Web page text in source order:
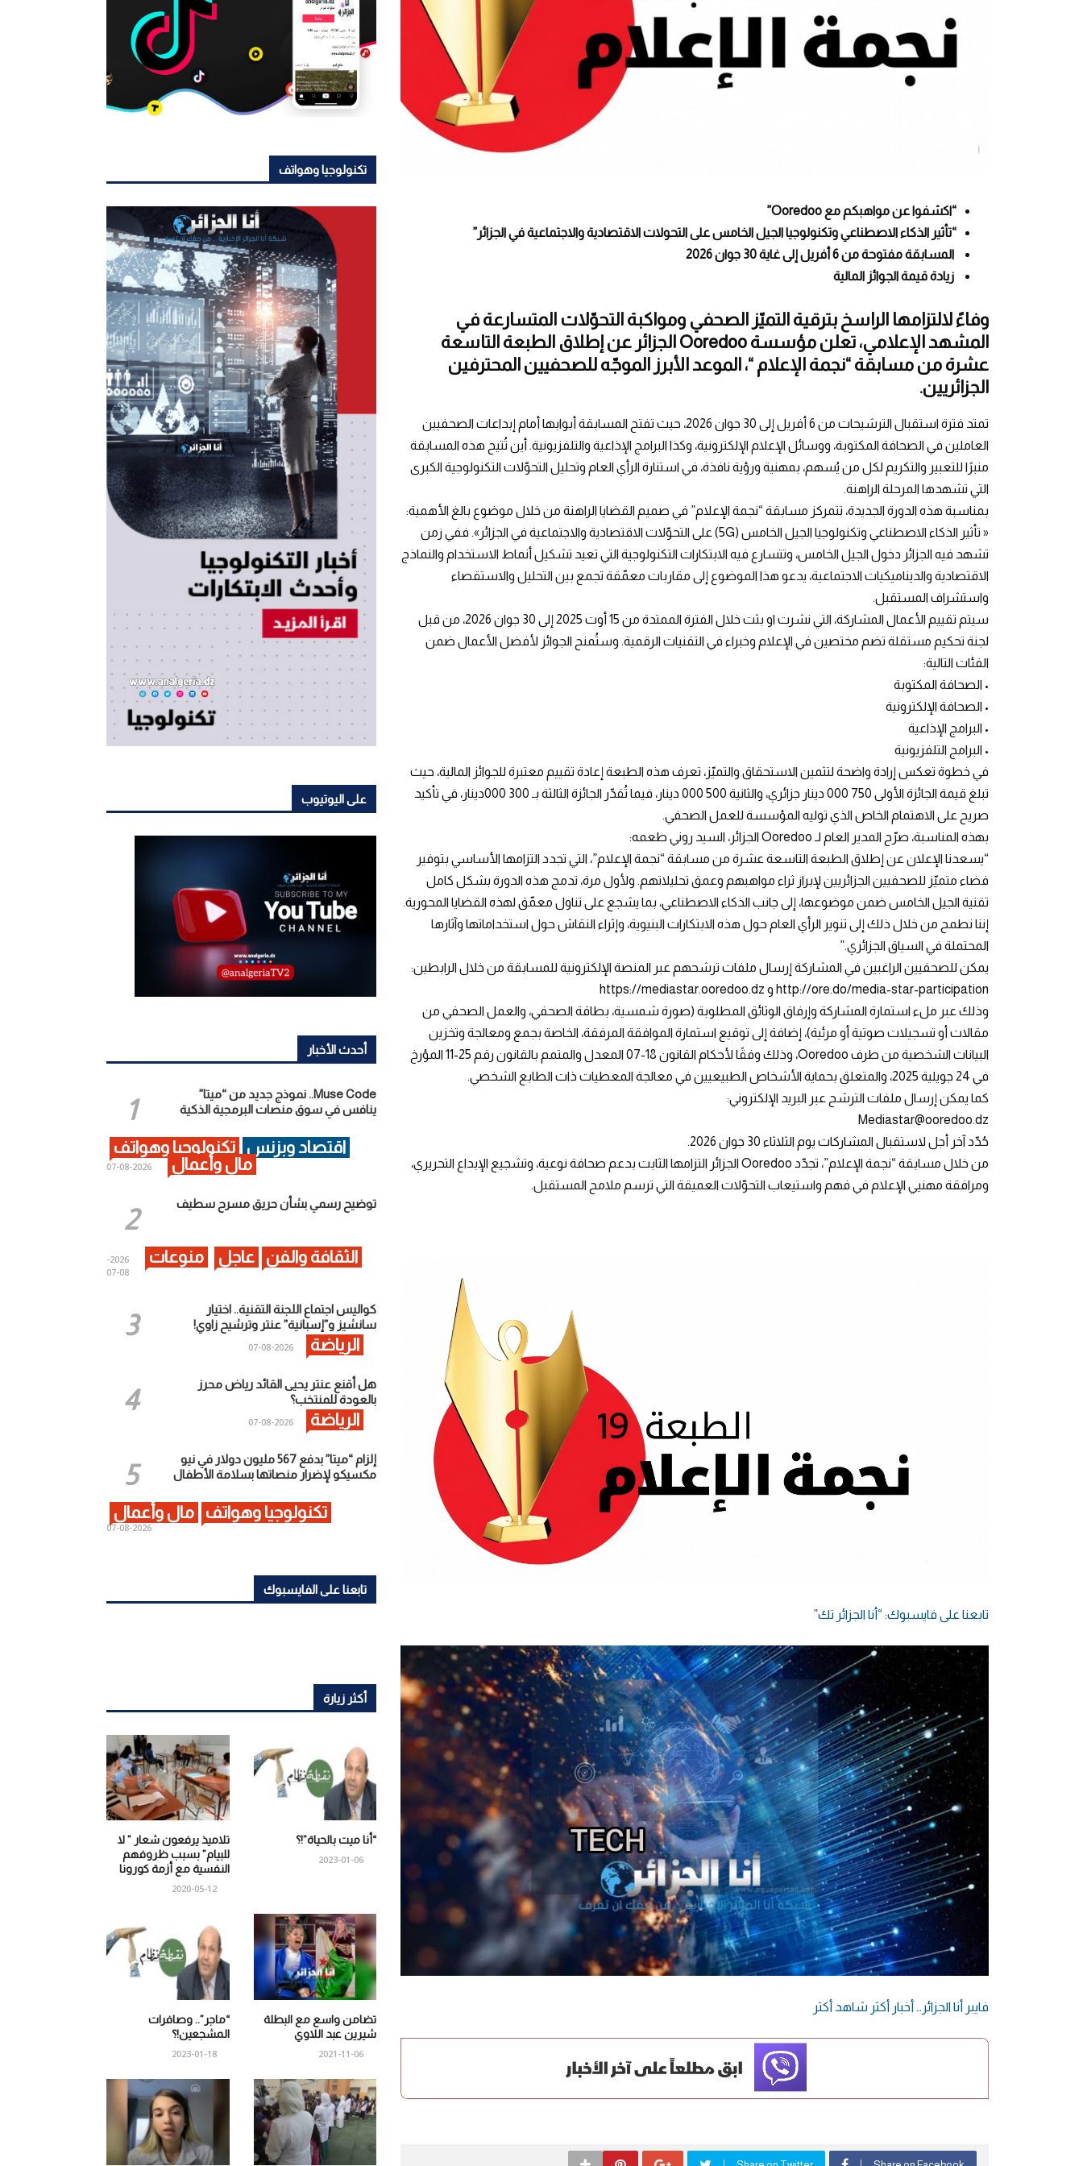
“اكشفوا عن مواهبكم مع Ooredoo”
“تأثير الذكاء الاصطناعي وتكنولوجيا الجيل الخامس على التحولات الاقتصادية والاجتماعية في الجزائر”
المسابقة مفتوحة من 6 أفريل إلى غاية 30 جوان 2026
زيادة قيمة الجوائز المالية
وفاءً لالتزامها الراسخ بترقية التميّز الصحفي ومواكبة التحوّلات المتسارعة في
المشهد الإعلامي، تعلن مؤسسة Ooredoo الجزائر عن إطلاق الطبعة التاسعة
عشرة من مسابقة “نجمة الإعلام “، الموعد الأبرز الموجّه للصحفيين المحترفين
الجزائريين.
تمتد فترة استقبال الترشيحات من 6 أفريل إلى 30 جوان 2026، حيث تفتح المسابقة أبوابها أمام إبداعات الصحفيين
العاملين في الصحافة المكتوبة، ووسائل الإعلام الإلكترونية، وكذا البرامج الإذاعية والتلفزيونية. أين تُتيح هذه المسابقة
منبرًا للتعبير والتكريم لكل من يُسهم، بمهنية ورؤية نافذة، في استنارة الرأي العام وتحليل التحوّلات التكنولوجية الكبرى
التي تشهدها المرحلة الراهنة.
بمناسبة هذه الدورة الجديدة، تتمركز مسابقة “نجمة الإعلام” في صميم القضايا الراهنة من خلال موضوع بالغ الأهمية:
« تأثير الذكاء الاصطناعي وتكنولوجيا الجيل الخامس (5G) على التحوّلات الاقتصادية والاجتماعية في الجزائر». ففي زمن
تشهد فيه الجزائر دخول الجيل الخامس، وتتسارع فيه الابتكارات التكنولوجية التي تعيد تشكيل أنماط الاستخدام والنماذج
الاقتصادية والديناميكيات الاجتماعية، يدعو هذا الموضوع إلى مقاربات معمّقة تجمع بين التحليل والاستقصاء
واستشراف المستقبل.
سيتم تقييم الأعمال المشاركة، التي نشرت او بثت خلال الفترة الممتدة من 15 أوت 2025 إلى 30 جوان 2026، من قبل
لجنة تحكيم مستقلة تضم مختصين في الإعلام وخبراء في التقنيات الرقمية. وستُمنح الجوائز لأفضل الأعمال ضمن
الفئات التالية:
• الصحافة المكتوبة
• الصحافة الإلكترونية
• البرامج الإذاعية
• البرامج التلفزيونية
في خطوة تعكس إرادة واضحة لتثمين الاستحقاق والتميّز، تعرف هذه الطبعة إعادة تقييم معتبرة للجوائز المالية، حيث
تبلغ قيمة الجائزة الأولى 750 000 دينار جزائري، والثانية 500 000 دينار، فيما تُقدّر الجائزة الثالثة بـ 300 000دينار، في تأكيد
صريح على الاهتمام الخاص الذي توليه المؤسسة للعمل الصحفي.
بهذه المناسبة، صرّح المدير العام لـ Ooredoo الجزائر، السيد روني طعمه:
“يسعدنا الإعلان عن إطلاق الطبعة التاسعة عشرة من مسابقة “نجمة الإعلام”، التي تجدد التزامها الأساسي بتوفير
فضاء متميّز للصحفيين الجزائريين لإبراز ثراء مواهبهم وعمق تحليلاتهم. ولأول مرة، تدمج هذه الدورة بشكل كامل
تقنية الجيل الخامس ضمن موضوعها، إلى جانب الذكاء الاصطناعي، بما يشجع على تناول معمّق لهذه القضايا المحورية.
إننا نطمح من خلال ذلك إلى تنوير الرأي العام حول هذه الابتكارات البنيوية، وإثراء النقاش حول استخداماتها وآثارها
المحتملة في السياق الجزائري.”
يمكن للصحفيين الراغبين في المشاركة إرسال ملفات ترشحهم عبر المنصة الإلكترونية للمسابقة من خلال الرابطين:
http://ore.do/media-star-participation و https://mediastar.ooredoo.dz
وذلك عبر ملء استمارة المشاركة وإرفاق الوثائق المطلوبة (صورة شمسية، بطاقة الصحفي، والعمل الصحفي من
مقالات أو تسجيلات صوتية أو مرئية)، إضافة إلى توقيع استمارة الموافقة المرفقة، الخاصة بجمع ومعالجة وتخزين
البيانات الشخصية من طرف Ooredoo، وذلك وفقًا لأحكام القانون 18-07 المعدل والمتمم بالقانون رقم 25-11 المؤرخ
في 24 جويلية 2025، والمتعلق بحماية الأشخاص الطبيعيين في معالجة المعطيات ذات الطابع الشخصي.
كما يمكن إرسال ملفات الترشح عبر البريد الإلكتروني:
Mediastar@ooredoo.dz
حُدّد آخر أجل لاستقبال المشاركات يوم الثلاثاء 30 جوان 2026.
من خلال مسابقة “نجمة الإعلام”، تجدّد Ooredoo الجزائر التزامها الثابت بدعم صحافة نوعية، وتشجيع الإبداع التحريري،
ومرافقة مهنيي الإعلام في فهم واستيعاب التحوّلات العميقة التي ترسم ملامح المستقبل.
تابعنا على فايسبوك: “أنا الجزائر تك”
فايبر أنا الجزائر… أخبار أكثر شاهد أكثر
تكنولوجيا وهواتف
على اليوتيوب
أحدث الأخبار
Muse Code.. نموذج جديد من “ميتا”
ينافس في سوق منصات البرمجية الذكية
اقتصاد وبزنس
تكنولوجيا وهواتف
مال وأعمال
2026-08-07
توضيح رسمي بشأن حريق مسرح سطيف
الثقافة والفن عاجل منوعات
2026-
08-07
كواليس اجتماع اللجنة التقنية.. اختيار
سانشيز و”إسبانية” عنتر وترشيح زاوي!
الرياضة 2026-08-07
هل أقنع عنتر يحيى القائد رياض محرز
بالعودة للمنتخب؟
الرياضة 2026-08-07
إلزام “ميتا” بدفع 567 مليون دولار في نيو
مكسيكو لإضرار منصاتها بسلامة الأطفال
تكنولوجيا وهواتف مال وأعمال
2026-08-07
تابعنا على الفايسبوك
أكثر زيارة
تلاميذ يرفعون شعار ” لا
للبيام” بسبب ظروفهم
النفسية مع أزمة كورونا
2020-05-12
“أنا ميت بالحياة”!؟
2023-01-06
“ماجر”.. وصافرات
المشجعين!؟
2023-01-18
تضامن واسع مع البطلة
شيرين عبد اللاوي
2021-11-06